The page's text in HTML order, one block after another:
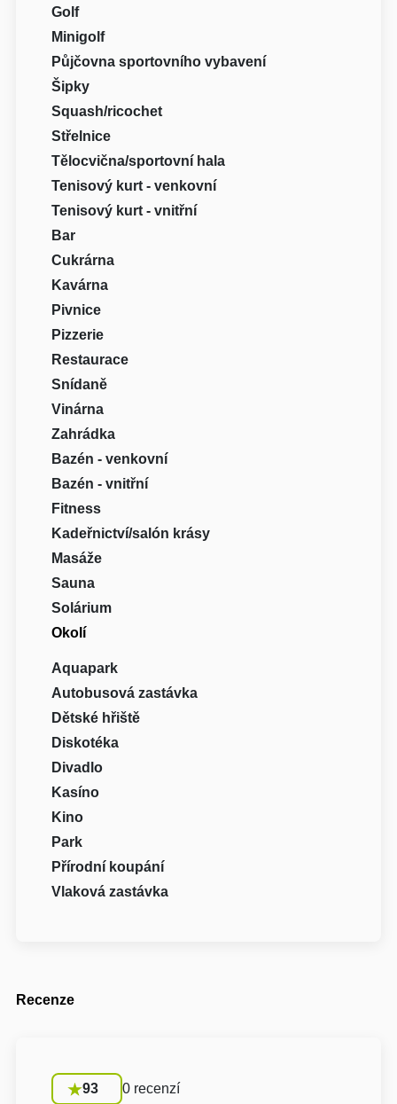
Golf
Minigolf
Půjčovna sportovního vybavení
Šipky
Squash/ricochet
Střelnice
Tělocvična/sportovní hala
Tenisový kurt - venkovní
Tenisový kurt - vnitřní
Bar
Cukrárna
Kavárna
Pivnice
Pizzerie
Restaurace
Snídaně
Vinárna
Zahrádka
Bazén - venkovní
Bazén - vnitřní
Fitness
Kadeřnictví/salón krásy
Masáže
Sauna
Solárium
Okolí
Aquapark
Autobusová zastávka
Dětské hřiště
Diskotéka
Divadlo
Kasíno
Kino
Park
Přírodní koupání
Vlaková zastávka
Recenze
93 0 recenzí